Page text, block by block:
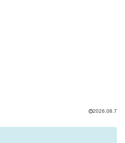
2026.08.7